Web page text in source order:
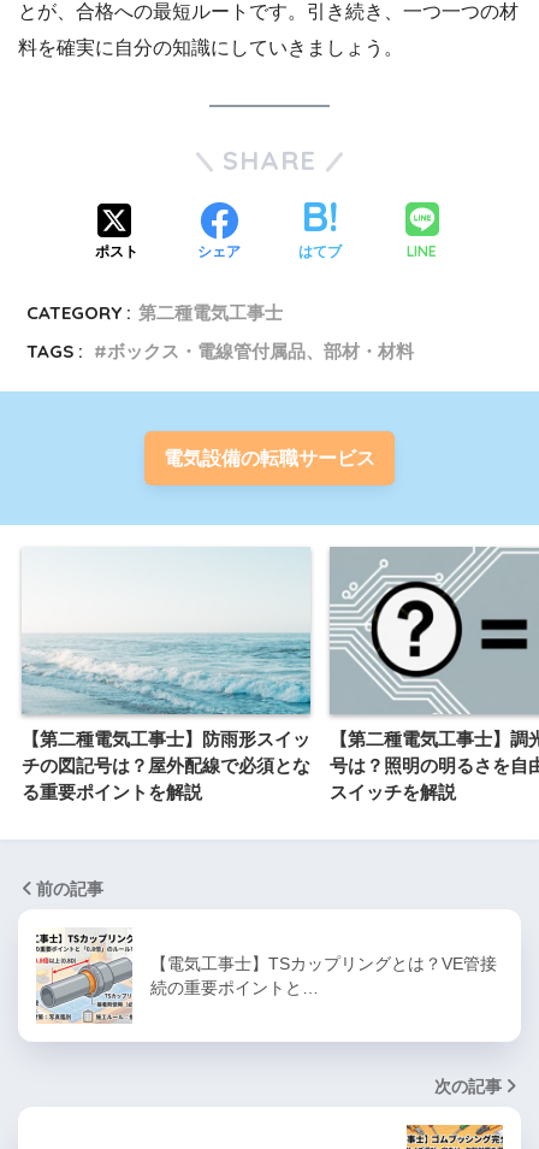
とが、合格への最短ルートです。引き続き、一つ一つの材
料を確実に自分の知識にしていきましょう。
SHARE
ポスト シェア はてブ LINE
CATEGORY : 第二種電気工事士
TAGS :
ボックス・電線管付属品、部材・材料
電気設備の転職サービス
【第二種電気工事士】防雨形スイッ
チの図記号は？屋外配線で必須とな
る重要ポイントを解説
【第二種電気工事士】調
号は？照明の明るさを自
スイッチを解説
前の記事
【電気工事士】TSカップリングとは？VE管接
続の重要ポイントと…
次の記事